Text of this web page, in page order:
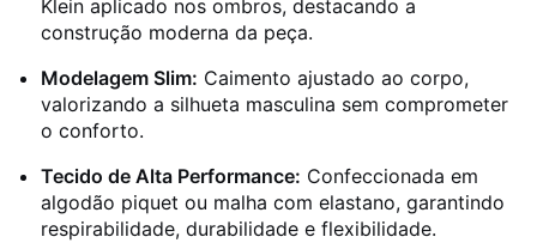
Klein aplicado nos ombros, destacando a
construção moderna da peça.
Modelagem Slim: Caimento ajustado ao corpo,
valorizando a silhueta masculina sem comprometer
o conforto.
Tecido de Alta Performance: Confeccionada em
algodão piquet ou malha com elastano, garantindo
respirabilidade, durabilidade e flexibilidade.